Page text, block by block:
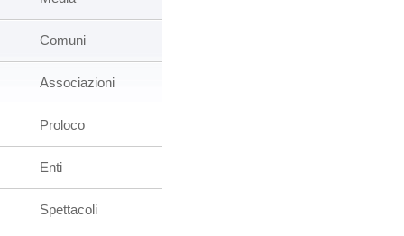
Comuni
Associazioni
Proloco
Enti
Spettacoli